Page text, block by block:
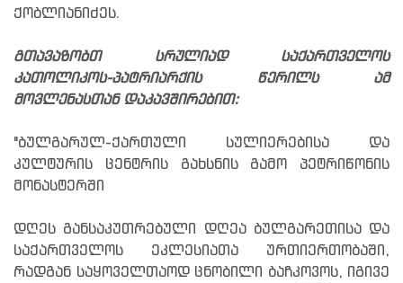
ქობლიანიძეს.
გთავაზობთ სრულიად საქართველოს
კათოლიკოს-პატრიარქის წერილს ამ
მოვლენასთან დაკავშირებით:
"ბულგარულ-ქართული სულიერებისა და
კულტურის ცენტრის გახსნის გამო პეტრიწონის
მონასტერში
დღეს განსაკუთრებული დღეა ბულგარეთისა და
საქართველოს ეკლესიათა ურთიერთობაში,
რადგან საყოველთაოდ ცნობილი ბაჩკოვოს, იგივე